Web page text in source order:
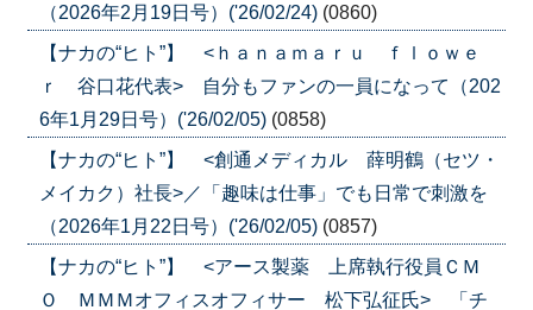
（2026年2月19日号）('26/02/24) (0860)
【ナカの“ヒト”】 <ｈａｎａｍａｒｕ ｆｌｏｗｅ
ｒ 谷口花代表> 自分もファンの一員になって（202
6年1月29日号）('26/02/05) (0858)
【ナカの“ヒト”】 <創通メディカル 薛明鶴（セツ・
メイカク）社長>／「趣味は仕事」でも日常で刺激を
（2026年1月22日号）('26/02/05) (0857)
【ナカの“ヒト”】 <アース製薬 上席執行役員ＣＭ
Ｏ ＭＭＭオフィスオフィサー 松下弘征氏> 「チ